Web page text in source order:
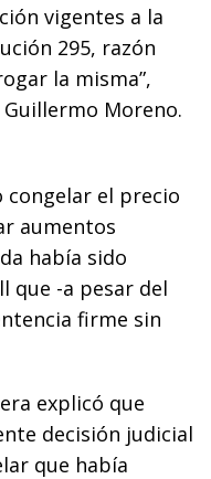
vigentes a la
295, razón
la misma”,
Moreno.
congelar el precio
aumentos
había sido
que -a pesar del
firme sin
explicó que
decisión judicial
que había